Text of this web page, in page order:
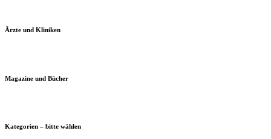
Ärzte und Kliniken
Magazine und Bücher
Kategorien – bitte wählen